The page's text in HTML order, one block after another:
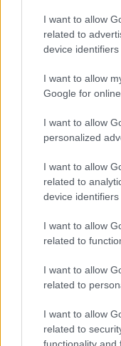
I want to allow
related to
device identifiers
I want to allow
Google for
I want to allow
personalized
I want to allow
related to
device identifiers
I want to allow
related to
I want to allow
related to
I want to allow
related to
functionality and
Politico – molto
da Stefanchuk
avvocato che è a
al ministro degli
ministro della
Zaluzhny
paese.
La successione
dunque scossoni
potrebbero
dove Zelensky
pochi dubitano
meritevoli, si